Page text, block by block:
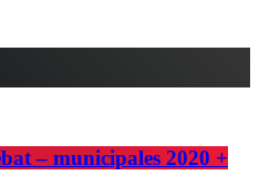
– municipales 2020 +